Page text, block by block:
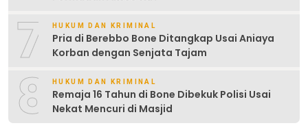
7 HUKUM DAN KRIMINAL
Pria di Berebbo Bone Ditangkap Usai Aniaya
Korban dengan Senjata Tajam
8 HUKUM DAN KRIMINAL
Remaja 16 Tahun di Bone Dibekuk Polisi Usai
Nekat Mencuri di Masjid